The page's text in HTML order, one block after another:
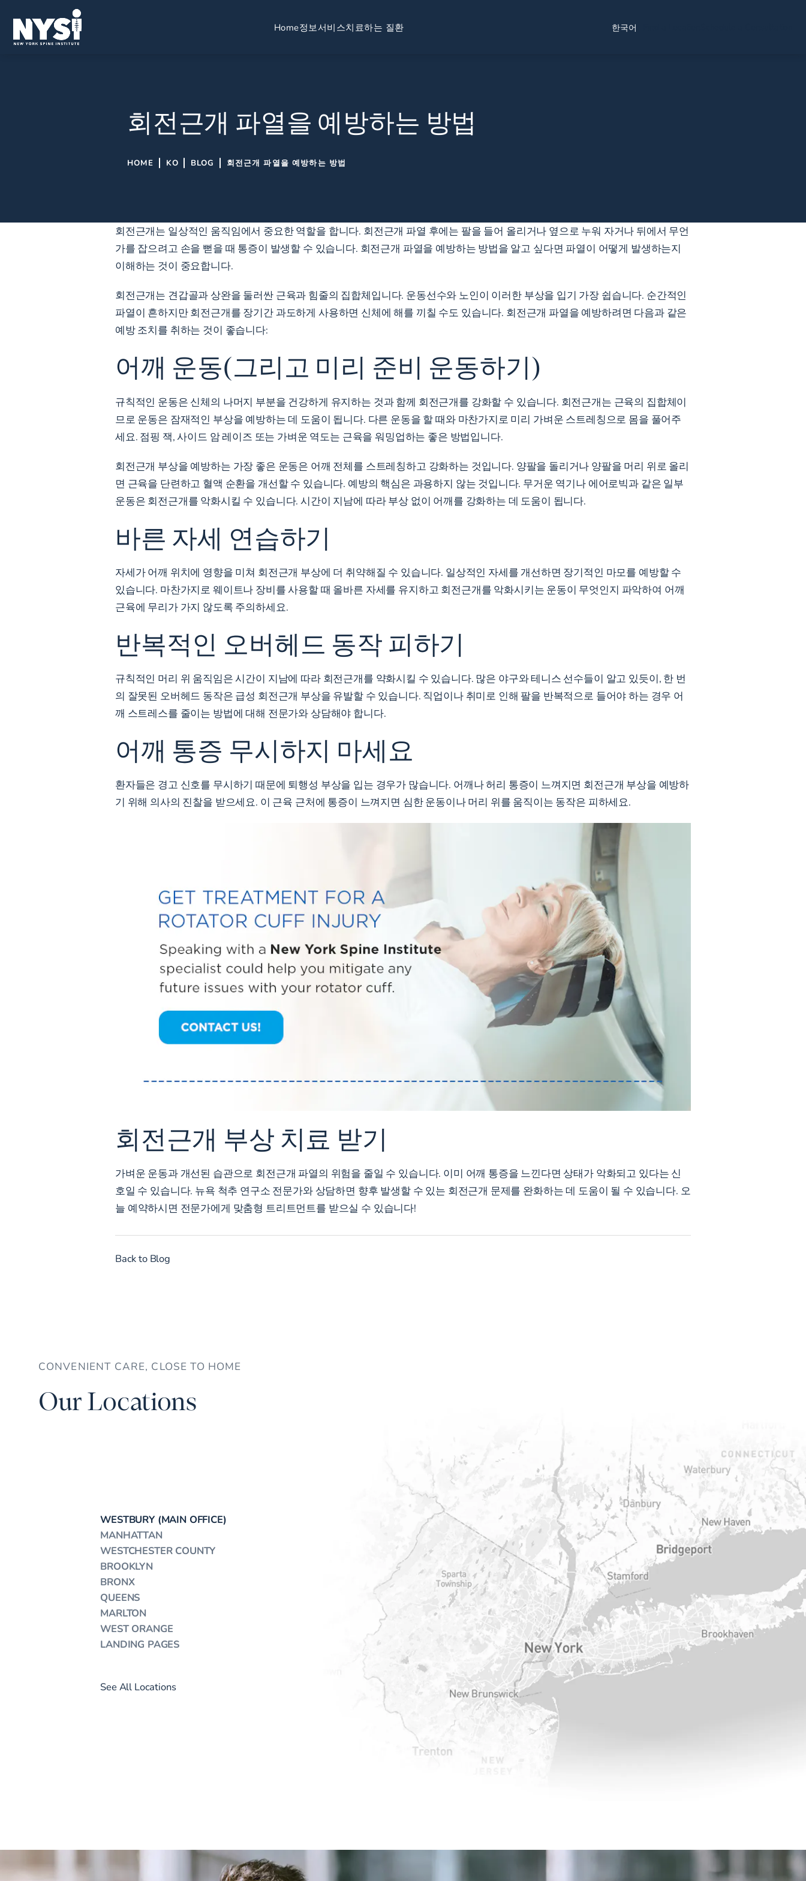
Home정보서비스치료하는 질환 한국어
회전근개 파열을 예방하는 방법
HOME KO BLOG 회전근개 파열을 예방하는 방법
회전근개는 일상적인 움직임에서 중요한 역할을 합니다. 회전근개 파열 후에는 팔을 들어 올리거나 옆으로 누워 자거나 뒤에서 무언
가를 잡으려고 손을 뻗을 때 통증이 발생할 수 있습니다. 회전근개 파열을 예방하는 방법을 알고 싶다면 파열이 어떻게 발생하는지
이해하는 것이 중요합니다.
회전근개는 견갑골과 상완을 둘러싼 근육과 힘줄의 집합체입니다. 운동선수와 노인이 이러한 부상을 입기 가장 쉽습니다. 순간적인
파열이 흔하지만 회전근개를 장기간 과도하게 사용하면 신체에 해를 끼칠 수도 있습니다. 회전근개 파열을 예방하려면 다음과 같은
예방 조치를 취하는 것이 좋습니다:
어깨 운동(그리고 미리 준비 운동하기)
규칙적인 운동은 신체의 나머지 부분을 건강하게 유지하는 것과 함께 회전근개를 강화할 수 있습니다. 회전근개는 근육의 집합체이
므로 운동은 잠재적인 부상을 예방하는 데 도움이 됩니다. 다른 운동을 할 때와 마찬가지로 미리 가벼운 스트레칭으로 몸을 풀어주
세요. 점핑 잭, 사이드 암 레이즈 또는 가벼운 역도는 근육을 워밍업하는 좋은 방법입니다.
회전근개 부상을 예방하는 가장 좋은 운동은 어깨 전체를 스트레칭하고 강화하는 것입니다. 양팔을 돌리거나 양팔을 머리 위로 올리
면 근육을 단련하고 혈액 순환을 개선할 수 있습니다. 예방의 핵심은 과용하지 않는 것입니다. 무거운 역기나 에어로빅과 같은 일부
운동은 회전근개를 악화시킬 수 있습니다. 시간이 지남에 따라 부상 없이 어깨를 강화하는 데 도움이 됩니다.
바른 자세 연습하기
자세가 어깨 위치에 영향을 미쳐 회전근개 부상에 더 취약해질 수 있습니다. 일상적인 자세를 개선하면 장기적인 마모를 예방할 수
있습니다. 마찬가지로 웨이트나 장비를 사용할 때 올바른 자세를 유지하고 회전근개를 악화시키는 운동이 무엇인지 파악하여 어깨
근육에 무리가 가지 않도록 주의하세요.
반복적인 오버헤드 동작 피하기
규칙적인 머리 위 움직임은 시간이 지남에 따라 회전근개를 약화시킬 수 있습니다. 많은 야구와 테니스 선수들이 알고 있듯이, 한 번
의 잘못된 오버헤드 동작은 급성 회전근개 부상을 유발할 수 있습니다. 직업이나 취미로 인해 팔을 반복적으로 들어야 하는 경우 어
깨 스트레스를 줄이는 방법에 대해 전문가와 상담해야 합니다.
어깨 통증 무시하지 마세요
환자들은 경고 신호를 무시하기 때문에 퇴행성 부상을 입는 경우가 많습니다. 어깨나 허리 통증이 느껴지면 회전근개 부상을 예방하
기 위해 의사의 진찰을 받으세요. 이 근육 근처에 통증이 느껴지면 심한 운동이나 머리 위를 움직이는 동작은 피하세요.
회전근개 부상 치료 받기
가벼운 운동과 개선된 습관으로 회전근개 파열의 위험을 줄일 수 있습니다. 이미 어깨 통증을 느낀다면 상태가 악화되고 있다는 신
호일 수 있습니다. 뉴욕 척추 연구소 전문가와 상담하면 향후 발생할 수 있는 회전근개 문제를 완화하는 데 도움이 될 수 있습니다. 오
늘 예약하시면 전문가에게 맞춤형 트리트먼트를 받으실 수 있습니다!
Back to Blog
CONVENIENT CARE, CLOSE TO HOME
Our Locations
WESTBURY (MAIN OFFICE)
MANHATTAN
WESTCHESTER COUNTY
BROOKLYN
BRONX
QUEENS
MARLTON
WEST ORANGE
LANDING PAGES
See All Locations